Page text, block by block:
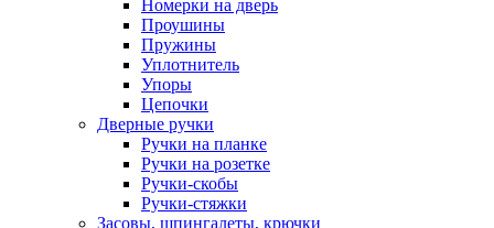
Номерки на дверь
Проушины
Пружины
Уплотнитель
Упоры
Цепочки
Дверные ручки
Ручки на планке
Ручки на розетке
Ручки-скобы
Ручки-стяжки
Засовы, шпингалеты, крючки